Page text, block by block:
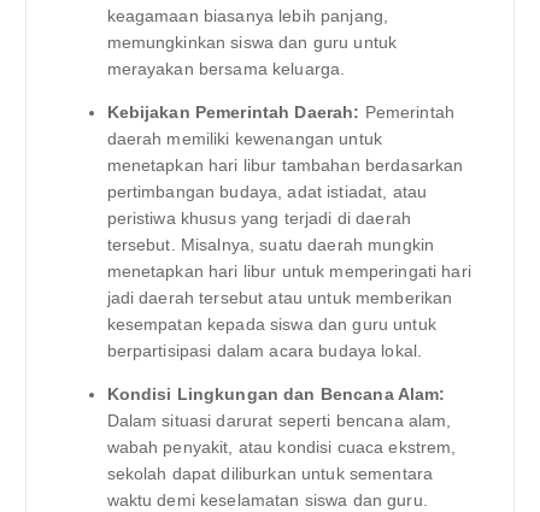
keagamaan biasanya lebih panjang,
memungkinkan siswa dan guru untuk
merayakan bersama keluarga.
Kebijakan Pemerintah Daerah: Pemerintah
daerah memiliki kewenangan untuk
menetapkan hari libur tambahan berdasarkan
pertimbangan budaya, adat istiadat, atau
peristiwa khusus yang terjadi di daerah
tersebut. Misalnya, suatu daerah mungkin
menetapkan hari libur untuk memperingati hari
jadi daerah tersebut atau untuk memberikan
kesempatan kepada siswa dan guru untuk
berpartisipasi dalam acara budaya lokal.
Kondisi Lingkungan dan Bencana Alam:
Dalam situasi darurat seperti bencana alam,
wabah penyakit, atau kondisi cuaca ekstrem,
sekolah dapat diliburkan untuk sementara
waktu demi keselamatan siswa dan guru.